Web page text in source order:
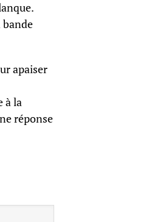
bande
apaiser
à la
réponse